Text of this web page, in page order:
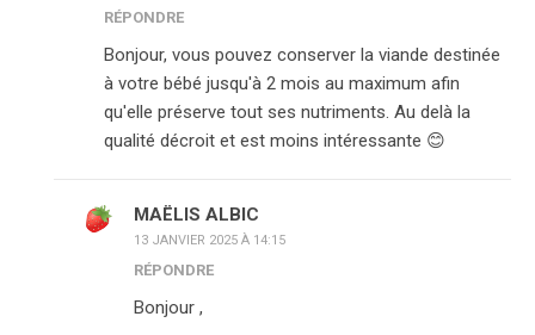
RÉPONDRE
Bonjour, vous pouvez conserver la viande destinée
à votre bébé jusqu'à 2 mois au maximum afin
qu'elle préserve tout ses nutriments. Au delà la
qualité décroit et est moins intéressante 😊
MAËLIS ALBIC
13 JANVIER 2025 À 14:15
RÉPONDRE
Bonjour ,